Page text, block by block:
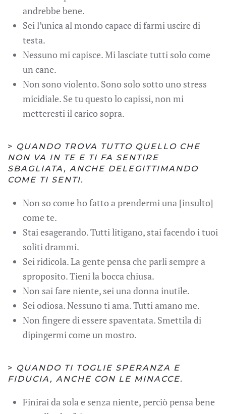
andrebbe bene.
Sei l’unica al mondo capace di farmi uscire di
testa.
Nessuno mi capisce. Mi lasciate tutti solo come
un cane.
Non sono violento. Sono solo sotto uno stress
micidiale. Se tu questo lo capissi, non mi
metteresti il carico sopra.
> QUANDO TROVA TUTTO QUELLO CHE
NON VA IN TE E TI FA SENTIRE
SBAGLIATA, ANCHE DELEGITTIMANDO
COME TI SENTI.
Non so come ho fatto a prendermi una [insulto]
come te.
Stai esagerando. Tutti litigano, stai facendo i tuoi
soliti drammi.
Sei ridicola. La gente pensa che parli sempre a
sproposito. Tieni la bocca chiusa.
Non sai fare niente, sei una donna inutile.
Sei odiosa. Nessuno ti ama. Tutti amano me.
Non fingere di essere spaventata. Smettila di
dipingermi come un mostro.
> QUANDO TI TOGLIE SPERANZA E
FIDUCIA, ANCHE CON LE MINACCE.
Finirai da sola e senza niente, perciò pensa bene